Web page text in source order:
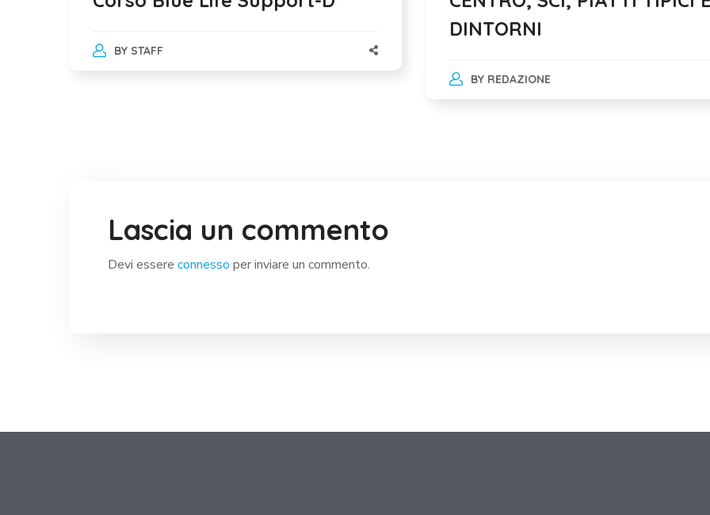
BY STAFF
DINTORNI
BY REDAZIONE
Lascia un commento
Devi essere connesso per inviare un commento.